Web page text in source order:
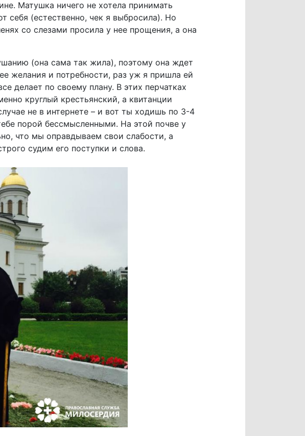
Матушка ничего не хотела принимать
себя (естественно, чек я выбросила). Но
со слезами просила у нее прощения, а она
(она сама так жила), поэтому она ждет
желания и потребности, раз уж я пришла ей
делает по своему плану. В этих перчатках
круглый крестьянский, а квитанции
не в интернете – и вот ты ходишь по 3-4
порой бессмысленными. На этой почве у
что мы оправдываем свои слабости, а
судим его поступки и слова.